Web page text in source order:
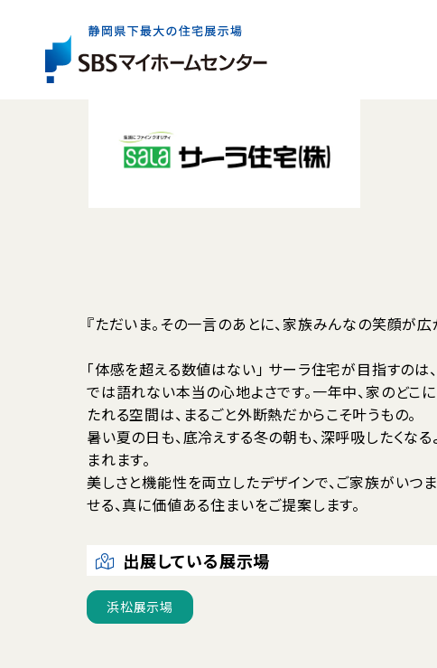
展示場一覧トップ
マイホームをお考えのご家族に嬉しい企画をご案内し
イベント・キャンペーントップ
『ただいま。その一言のあとに、家族みんなの笑顔が広
「体感を超える数値はない」 サーラ住宅が目指すのは
では語れない本当の心地よさです。一年中、家のどこ
たれる空間は、まるごと外断熱だからこそ叶うもの。
暑い夏の日も、底冷えする冬の朝も、深呼吸したくな
まれます。
美しさと機能性を両立したデザインで、ご家族がいつ
せる、真に価値ある住まいをご提案します。
出展している展示場
浜松展示場